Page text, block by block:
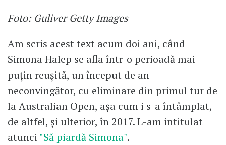
Foto: Guliver Getty Images
Am scris acest text acum doi ani, când
Simona Halep se afla într-o perioadă mai
puțin reușită, un început de an
neconvingător, cu eliminare din primul tur de
la Australian Open, așa cum i s-a întâmplat,
de altfel, și ulterior, în 2017. L-am intitulat
atunci "Să piardă Simona".